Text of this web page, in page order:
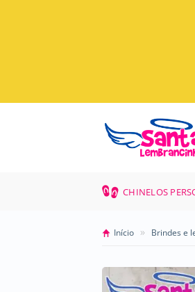
CHINELOS
Início » Brindes e